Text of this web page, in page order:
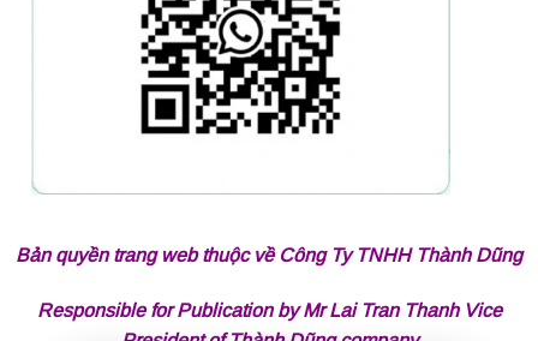
Bản quyền trang web thuộc về Công Ty TNHH Thành Dũng
Responsible for Publication by Mr Lai Tran Thanh Vice